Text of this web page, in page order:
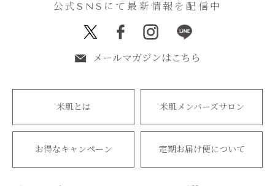
公式SNSにて最新情報を配信中
メールマガジンはこちら
米肌とは 米肌メンバーズサロン
お得なキャンペーン 定期お届け便について